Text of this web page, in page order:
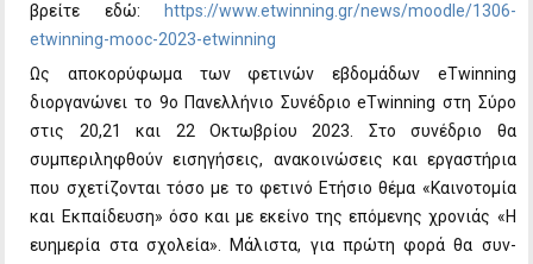
βρείτε εδώ:
https://www.etwinning.gr/news/moodle/1306-
etwinning-mooc-2023-etwinning
Ως αποκορύφωμα των φετινών εβδομάδων eTwinning
διοργανώνει το 9ο Πανελλήνιο Συνέδριο eTwinning στη Σύρο
στις 20,21 και 22 Οκτωβρίου 2023. Στο συνέδριο θα
συμπεριληφθούν εισηγήσεις, ανακοινώσεις και εργαστήρια
που σχετίζονται τόσο με το φετινό Ετήσιο θέμα «Καινοτομία
και Εκπαίδευση» όσο και με εκείνο της επόμενης χρονιάς «Η
ευημερία στα σχολεία». Μάλιστα, για πρώτη φορά θα συν-